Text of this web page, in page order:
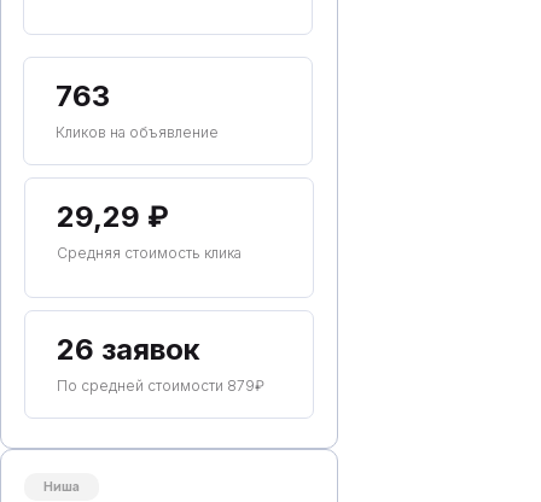
763
29,29 ₽
26 заявок
Кликов на объявление
Средняя стоимость клика
По средней стоимости 879₽
Ниша